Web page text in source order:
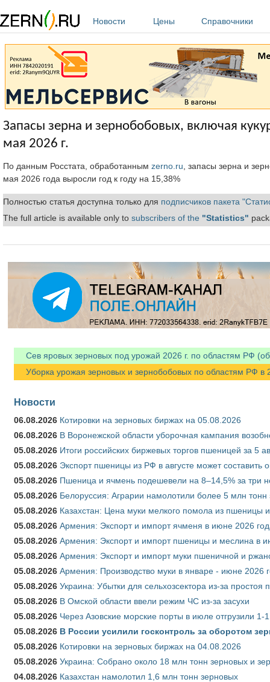
Новости
Цены Справочники
Запасы зерна и зернобобовых, включая
мая 2026 г.
По данным Росстата, обработанным zerno.ru , запасы зерна и
мая 2026 года выросли год к году на 15,38%
Полностью статья доступна только для подписчиков пакета
The full article is available only to subscribers of the "Statistics"
Сев яровых зерновых под урожай 2026 г. по областям РФ
Уборка урожая зерновых и зернобобовых по областям РФ в
Новости
06.08.2026 Котировки на зерновых биржах на 05.08.2026
06.08.2026 В Воронежской области уборочная кампания
05.08.2026 Итоги российских биржевых торгов пшеницей за 5
05.08.2026 Экспорт пшеницы из РФ в августе может составить
05.08.2026 Пшеница и ячмень подешевели на 8–14,5% за три
05.08.2026 Белоруссия: Аграрии намолотили более 5 млн тонн
05.08.2026 Казахстан: Цена муки мелкого помола из пшеницы
05.08.2026 Армения: Экспорт и импорт ячменя в июне 2026
05.08.2026 Армения: Экспорт и импорт пшеницы и меслина в
05.08.2026 Армения: Экспорт и импорт муки пшеничной и
05.08.2026 Армения: Производство муки в январе - июне 2026
05.08.2026 Украина: Убытки для сельхозсектора из-за простоя
05.08.2026 В Омской области ввели режим ЧС из-за засухи
05.08.2026 Через Азовские морские порты в июле отгрузили
05.08.2026 В России усилили госконтроль за оборотом
05.08.2026 Котировки на зерновых биржах на 04.08.2026
05.08.2026 Украина: Собрано около 18 млн тонн зерновых и
04.08.2026 Казахстан намолотил 1,6 млн тонн зерновых